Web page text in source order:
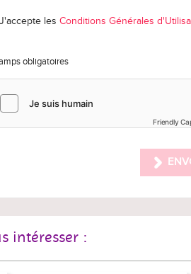
J'accepte les Conditions Générales
obligatoires
Friendly
intéresser :